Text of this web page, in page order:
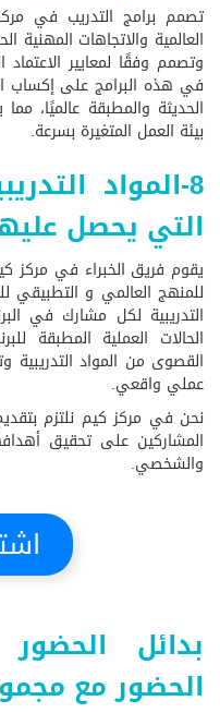
تصمم برامج التدريب في
العالمية والاتجاهات المهنية
وتصمم وفقًا لمعايير الاعتماد
في هذه البرامج على إكساب
الحديثة والمطبقة عالميًا،
بيئة العمل المتغيرة بسرعة.
8-المواد
التي يحصل
يقوم فريق الخبراء في مركز
للمنهج العالمي و التطبيقي
التدريبية لكل مشارك في
الحالات العملية المطبقة
القصوى من المواد
عملي واقعي.
نحن في مركز كيم نلتزم
المشاركين على تحقيق
والشخصي.
بدائل
الحضور مع